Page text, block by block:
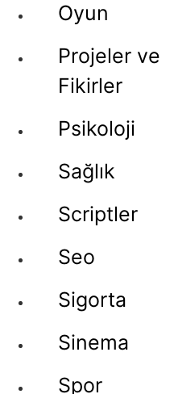
Oyun
Projeler ve
Fikirler
Psikoloji
Sağlık
Scriptler
Seo
Sigorta
Sinema
Spor